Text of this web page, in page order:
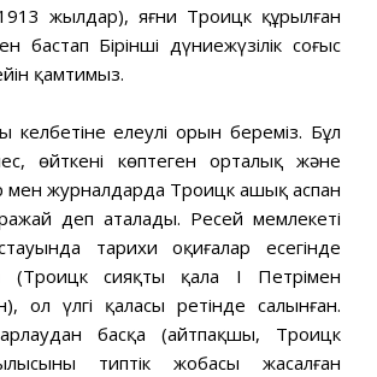
1913 жылдар), яғни Троицк құрылған
бастап Бірінші дүниежүзілік соғыс
қамтимыз.
келбетіне елеулі орын береміз. Бұл
өйткені көптеген орталық және
мен журналдарда Троицк ашық аспан
деп аталады. Ресей мемлекеті
тарихи оқиғалар есегінде
(Троицк сияқты қала I Петрімен
ол үлгі қаласы ретінде салынған.
басқа (айтпақшы, Троицк
типтік жобасы жасалған